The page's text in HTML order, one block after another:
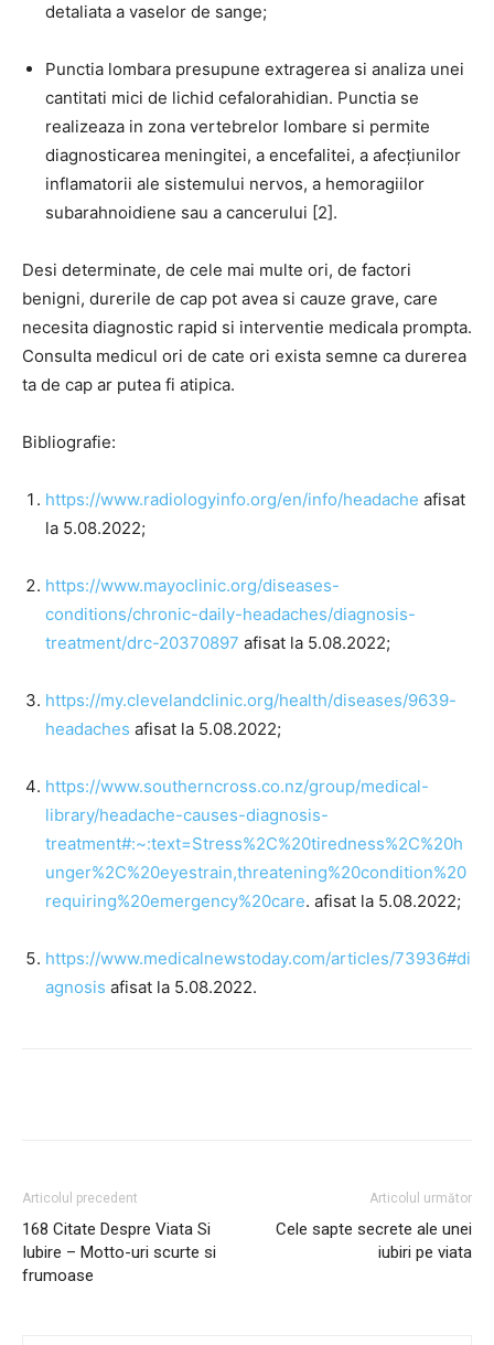
detaliata a vaselor de sange;
Punctia lombara presupune extragerea si analiza unei
cantitati mici de lichid cefalorahidian. Punctia se
realizeaza in zona vertebrelor lombare si permite
diagnosticarea meningitei, a encefalitei, a afecțiunilor
inflamatorii ale sistemului nervos, a hemoragiilor
subarahnoidiene sau a cancerului [2].
Desi determinate, de cele mai multe ori, de factori
benigni, durerile de cap pot avea si cauze grave, care
necesita diagnostic rapid si interventie medicala prompta.
Consulta medicul ori de cate ori exista semne ca durerea
ta de cap ar putea fi atipica.
Bibliografie:
https://www.radiologyinfo.org/en/info/headache afisat
la 5.08.2022;
https://www.mayoclinic.org/diseases-
conditions/chronic-daily-headaches/diagnosis-
treatment/drc-20370897 afisat la 5.08.2022;
https://my.clevelandclinic.org/health/diseases/9639-
headaches afisat la 5.08.2022;
https://www.southerncross.co.nz/group/medical-
library/headache-causes-diagnosis-
treatment#:~:text=Stress%2C%20tiredness%2C%20h
unger%2C%20eyestrain,threatening%20condition%20
requiring%20emergency%20care. afisat la 5.08.2022;
https://www.medicalnewstoday.com/articles/73936#di
agnosis afisat la 5.08.2022.
Articolul precedent
168 Citate Despre Viata Si
Iubire – Motto-uri scurte si
frumoase
Articolul următor
Cele sapte secrete ale unei
iubiri pe viata